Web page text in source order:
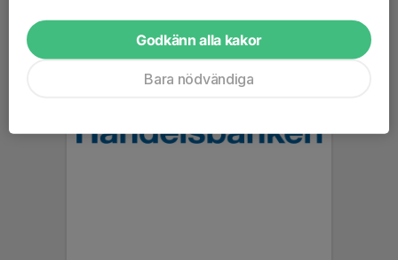
Godkänn alla kakor
Bara nödvändiga